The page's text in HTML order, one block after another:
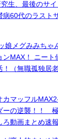
生、最後のサ
病60代のラスト
娘メグみみちゃ
ンMAX！ ニート
！（無職孤独居
カマッフル
ーの逆襲！！
動画まとめ速報